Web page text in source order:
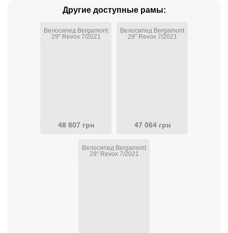
Другие доступные рамы:
Велосипед Bergamont
29" Revox 7/2021
48 807 грн
Велосипед Bergamont
29" Revox 7/2021
47 064 грн
Велосипед Bergamont
29" Revox 7/2021